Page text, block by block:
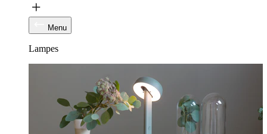
Menu
Lampes